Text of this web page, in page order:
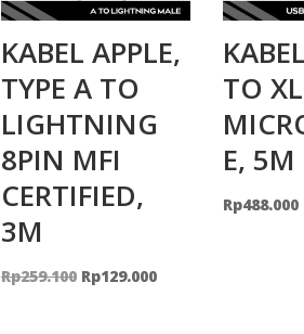
KABEL APPLE,
TYPE A TO
LIGHTNING
8PIN MFI
CERTIFIED,
3M
Rp259.100 Original
Rp129.000Current
TO
E, 5M
Rp488.000